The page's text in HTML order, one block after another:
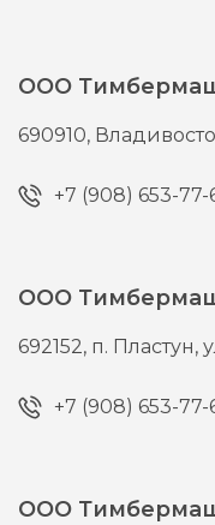
ООО
690910,
+7 (908) 653-77-
ООО
692152, п. Пластун,
+7 (908) 653-77-
ООО